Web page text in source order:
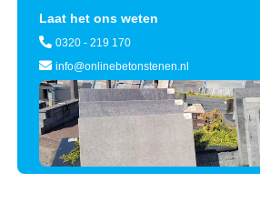
Laat het ons weten
0320 - 219 170
info@onlinebetonstenen.nl